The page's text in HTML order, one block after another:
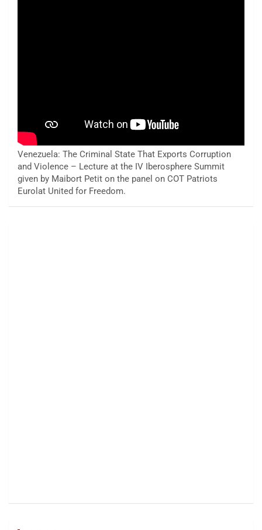
Venezuela: The Criminal State That Exports Corruption
and Violence – Lecture at the IV Iberosphere Summit
given by Maibort Petit on the panel on COT Patriots
Eurolat United for Freedom.